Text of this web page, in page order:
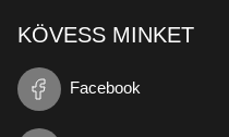
KÖVESS MINKET
Facebook